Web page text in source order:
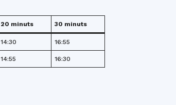
20 minuts 30 minuts
14:30 16:55
14:55 16:30